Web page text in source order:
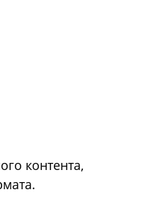
контента,